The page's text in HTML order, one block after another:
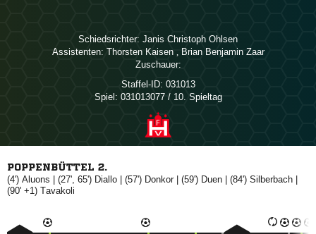
Schiedsrichter:   
Assistenten:   ,   
Zuschauer:
Staffel-ID: 031013
Spiel: 031013077 / 10. Spieltag
POPPENBÜTTEL 2.
(4')  | (27', 65')  | (57') | (59')  | (84') 
(90' +1) 